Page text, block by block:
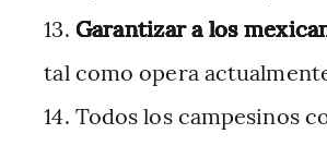
Garantizar a los
tal como opera
Todos los campesinos